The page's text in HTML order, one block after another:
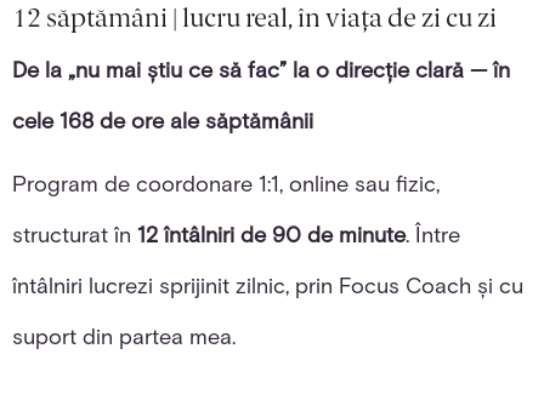
12 săptămâni | lucru real, în viața de zi cu zi
De la „nu mai știu ce să fac” la o direcție clară — în
cele 168 de ore ale săptămânii
Program de coordonare 1:1, online sau fizic,
structurat în 12 întâlniri de 90 de minute. Între
întâlniri lucrezi sprijinit zilnic, prin Focus Coach și cu
suport din partea mea.